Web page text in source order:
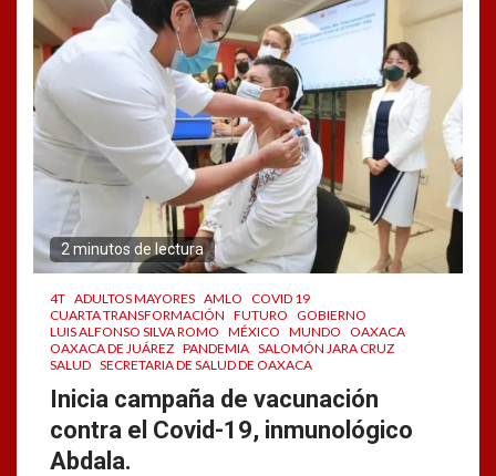
2 minutos de lectura
4T ADULTOS MAYORES AMLO COVID 19
CUARTA TRANSFORMACIÓN FUTURO GOBIERNO
LUIS ALFONSO SILVA ROMO MÉXICO MUNDO OAXACA
OAXACA DE JUÁREZ PANDEMIA SALOMÓN JARA CRUZ
SALUD SECRETARIA DE SALUD DE OAXACA
Inicia campaña de vacunación
contra el Covid-19, inmunológico
Abdala.